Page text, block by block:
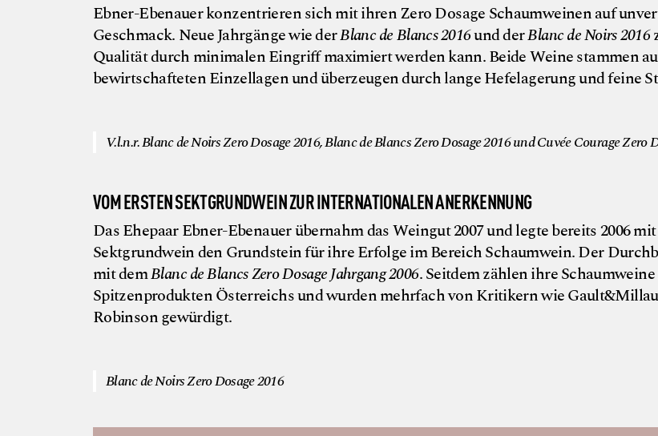
Ebner-Ebenauer konzentrieren sich mit ihren Zero Dosage Schaumweinen auf
Geschmack. Neue Jahrgänge wie derBlanc de Blancs 2016und derBlanc de Noirs 2016
Qualität durch minimalen Eingriff maximiert werden kann. Beide Weine stammen
bewirtschafteten Einzellagen und überzeugen durch lange Hefelagerung und feine
V.l.n.r. Blanc de Noirs Zero Dosage 2016, Blanc de Blancs Zero Dosage 2016 und Cuvée Courage Zero
VOM ERSTEN SEKTGRUNDWEIN ZUR INTERNATIONALEN ANERKENNUNG
Das Ehepaar Ebner-Ebenauer übernahm das Weingut 2007 und legte bereits 2006
Sektgrundwein den Grundstein für ihre Erfolge im Bereich Schaumwein. Der
mit demBlanc de Blancs Zero Dosage Jahrgang 2006. Seitdem zählen ihre
Spitzenprodukten Österreichs und wurden mehrfach von Kritikern wie
Robinson gewürdigt.
Blanc de Noirs Zero Dosage 2016